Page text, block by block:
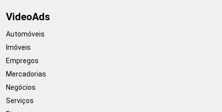
VideoAds
Automóveis
Imóveis
Empregos
Mercadorias
Negócios
Serviços